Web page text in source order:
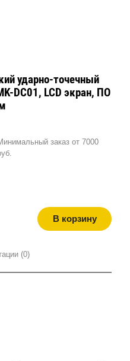
ударно-точечный
DC01, LCD экран, ПО
заказ от 7000
В корзину
(0)